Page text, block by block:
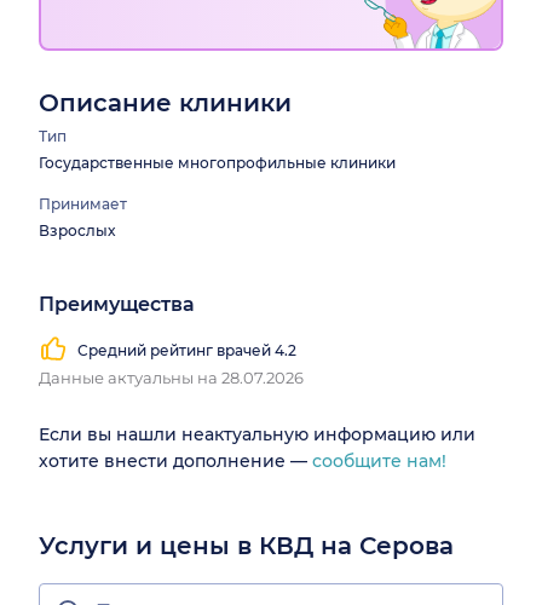
Описание клиники
Тип
Государственные многопрофильные клиники
Принимает
Взрослых
Преимущества
Средний рейтинг врачей 4.2
Данные актуальны на 28.07.2026
Если вы нашли неактуальную информацию или
хотите внести дополнение — сообщите нам!
Услуги и цены в КВД на Серова